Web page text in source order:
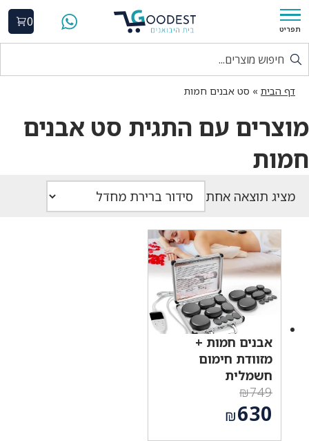
תפריט
0
דף הבית » סט אבנים חמות
מוצרים עם התגית סט אבנים
חמות
מציג תוצאה אחת
אבנים חמות +
מזוודת חימום
חשמלית
₪749
המחיר
המקורי ₪630